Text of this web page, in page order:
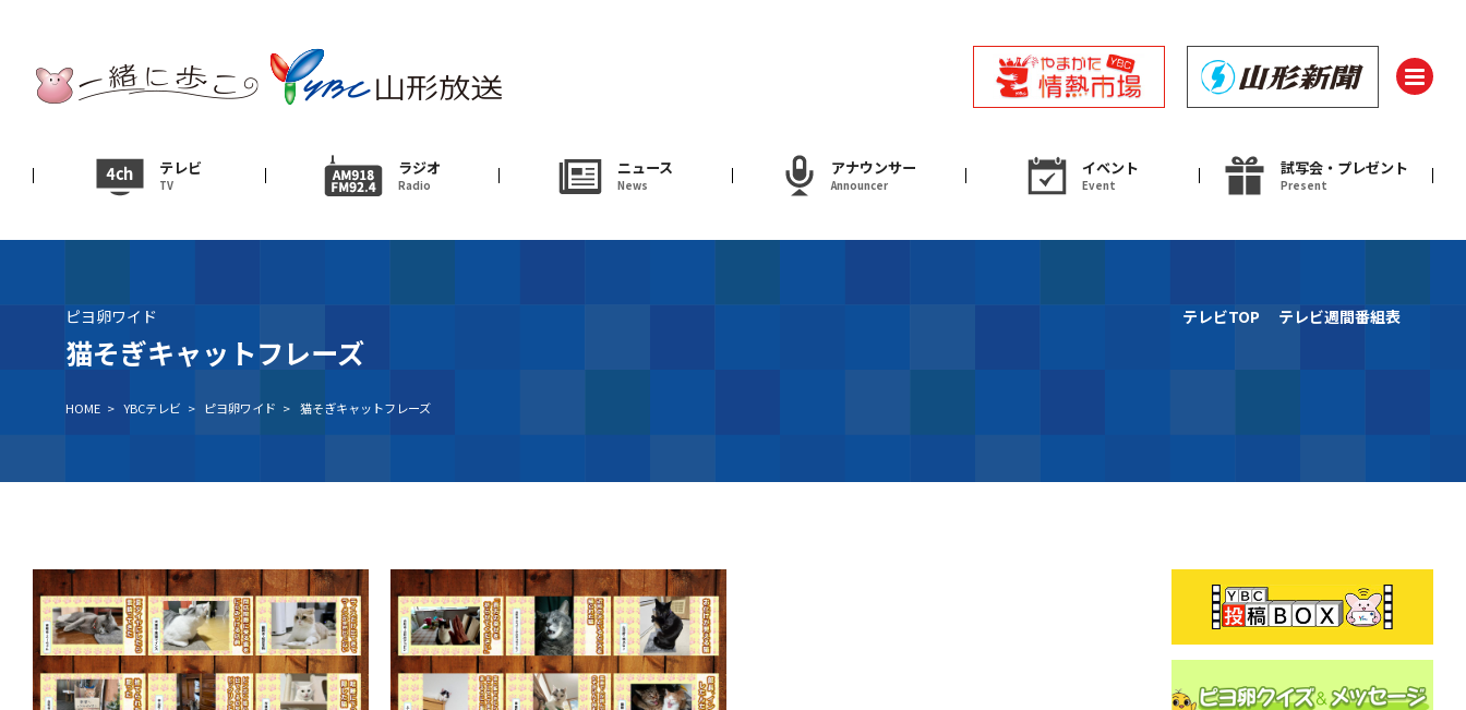
テレビ
TV
ラジオ
Radio
ニュース
News
アナウンサー
Announcer
イベント
Event
試写会・プレゼント
Present
テレビ
ニュース
News
アナウンサー
Announcer
イベント 試写会・プレゼント
ＹＢＣオンデマンド
ピヨ卵ワイド
猫そぎキャットフレーズ
テレビTOP テレビ週間番組表
HOME > YBCテレビ > ピヨ卵ワイド > 猫そぎキャットフレーズ